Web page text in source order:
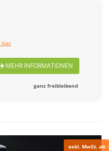
hier
MEHR INFORMATIONEN
ganz freibleibend
exkl. MwSt. ab